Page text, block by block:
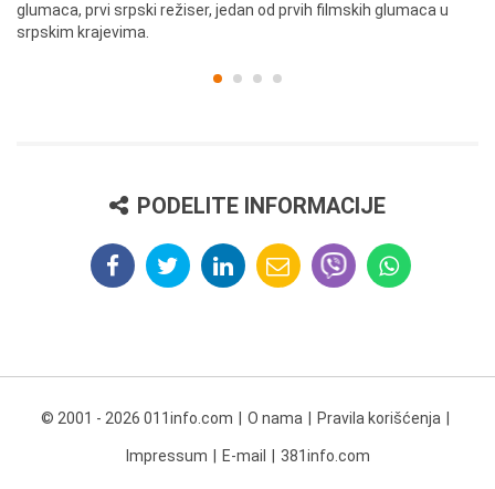
glumaca, prvi srpski režiser, jedan od prvih filmskih glumaca u
srpskim krajevima.
PODELITE INFORMACIJE
© 2001 - 2026 011info.com O nama Pravila korišćenja
Impressum E-mail 381info.com